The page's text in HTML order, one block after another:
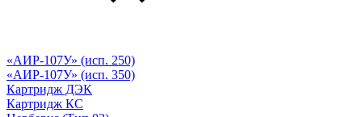
«АИР-107У» (исп. 250)
«АИР-107У» (исп. 350)
Картридж ДЭК
Картридж КС